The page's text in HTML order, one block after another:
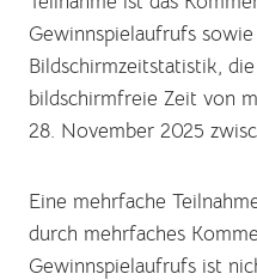
Gewinnspielaufrufs
Bildschirmzeitstatistik,
bildschirmfreie Zeit von
28. November 2025
Eine mehrfache
durch mehrfaches
Gewinnspielaufrufs ist